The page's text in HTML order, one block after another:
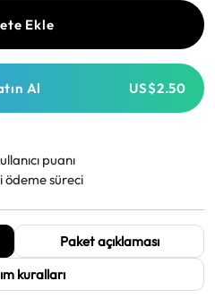
Ekle
Al US$2.50
puanı
ödeme süreci
Paket açıklaması
kuralları